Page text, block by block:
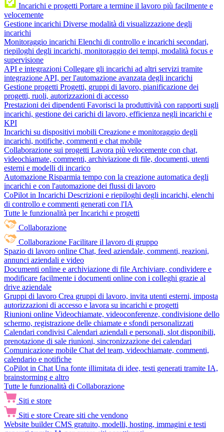
Incarichi e progetti Portare a termine il lavoro più facilmente e
velocemente
Gestione incarichi Diverse modalità di visualizzazione degli
incarichi
Monitoraggio incarichi Elenchi di controllo e incarichi secondari,
riepiloghi degli incarichi, monitoraggio dei tempi, modalità focus e
supervisione
API e integrazioni Collegare gli incarichi ad altri servizi tramite
integrazione API, per l'automazione avanzata degli incarichi
Gestione progetti Progetti, gruppi di lavoro, pianificazione dei
progetti, ruoli, autorizzazioni di accesso
Prestazioni dei dipendenti Favorisci la produttività con rapporti sugli
incarichi, gestione dei carichi di lavoro, efficienza negli incarichi e
KPI
Incarichi su dispositivi mobili Creazione e monitoraggio degli
incarichi, notifiche, commenti e chat mobile
Collaborazione sui progetti Lavora più velocemente con chat,
videochiamate, commenti, archiviazione di file, documenti, utenti
esterni e modelli di incarico
Automazione Risparmia tempo con la creazione automatica degli
incarichi e con l'automazione dei flussi di lavoro
CoPilot in Incarichi Descrizioni e riepiloghi degli incarichi, elenchi
di controllo e commenti generati con l'IA
Tutte le funzionalità per Incarichi e progetti
Collaborazione
Collaborazione Facilitare il lavoro di gruppo
Spazio di lavoro online Chat, feed aziendale, commenti, reazioni,
annunci aziendali e video
Documenti online e archiviazione di file Archiviare, condividere e
modificare facilmente i documenti online con i colleghi grazie al
drive aziendale
Gruppi di lavoro Crea gruppi di lavoro, invita utenti esterni, imposta
autorizzazioni di accesso e lavora su incarichi e progetti
Riunioni online Videochiamate, videoconferenze, condivisione dello
schermo, registrazione delle chiamate e sfondi personalizzati
Calendari condivisi Calendari aziendali e personali, slot disponibili,
prenotazione di sale riunioni, sincronizzazione dei calendari
Comunicazione mobile Chat del team, videochiamate, commenti,
calendario e notifiche
CoPilot in Chat Una fonte illimitata di idee, testi generati tramite IA,
brainstorming e altro
Tutte le funzionalità di Collaborazione
Siti e store
Siti e store Creare siti che vendono
Website builder CMS gratuito, modelli, hosting, immagini e testi